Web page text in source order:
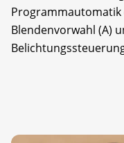
Programmautomatik
Blendenvorwahl (A)